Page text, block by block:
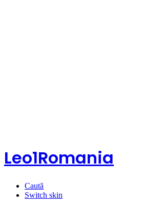
Leo1Romania
Caută
Switch skin